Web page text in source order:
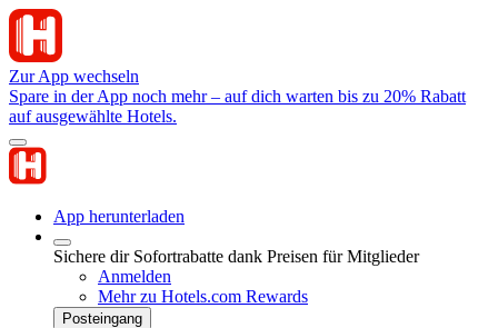
Zur App wechseln
Spare in der App noch mehr – auf dich warten bis zu 20% Rabatt
auf ausgewählte Hotels.
App herunterladen
Sichere dir Sofortrabatte dank Preisen für Mitglieder
Anmelden
Mehr zu Hotels.com Rewards
Posteingang